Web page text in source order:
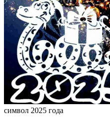
символ 2025 года